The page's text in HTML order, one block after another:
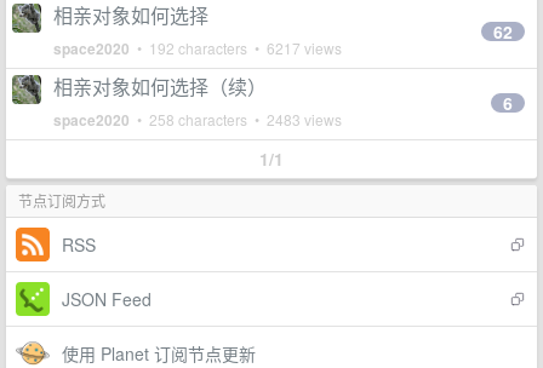
相亲对象如何选择
space2020 • 192 characters • 6217 views
62
相亲对象如何选择（续）
space2020 • 258 characters • 2483 views
6
1/1
节点订阅方式
RSS
JSON Feed
使用 Planet 订阅节点更新